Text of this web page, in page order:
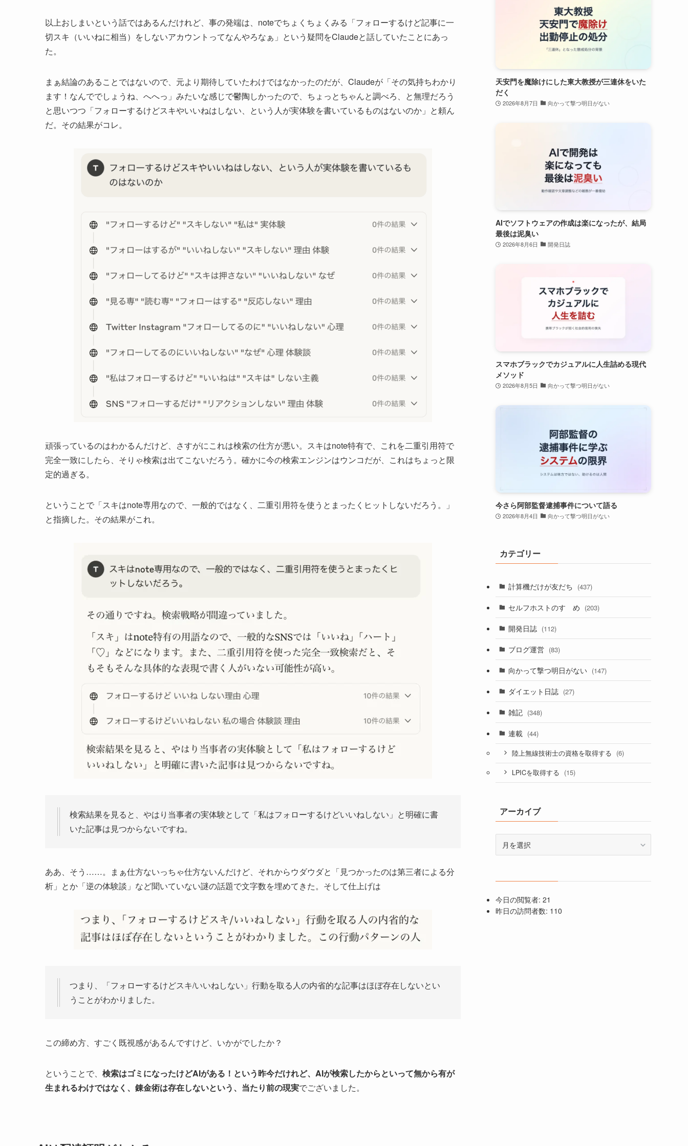
以上おしまいという話ではあるんだけれど、事の発端は、noteでちょくちょくみる「フォローするけど記事に一
切スキ（いいねに相当）をしないアカウントってなんやろなぁ」という疑問をClaudeと話していたことにあっ
た。
まぁ結論のあることではないので、元より期待していたわけではなかったのだが、Claudeが「その気持ちわかり
ます！なんででしょうね、へへっ」みたいな感じで鬱陶しかったので、ちょっとちゃんと調べろ、と無理だろう
と思いつつ「フォローするけどスキやいいねはしない、という人が実体験を書いているものはないのか」と頼ん
だ。その結果がコレ。
頑張っているのはわかるんだけど、さすがにこれは検索の仕方が悪い。スキはnote特有で、これを二重引用符で
完全一致にしたら、そりゃ検索は出てこないだろう。確かに今の検索エンジンはウンコだが、これはちょっと限
定的過ぎる。
ということで「スキはnote専用なので、一般的ではなく、二重引用符を使うとまったくヒットしないだろう。」
と指摘した。その結果がこれ。
検索結果を見ると、やはり当事者の実体験として「私はフォローするけどいいねしない」と明確に書
いた記事は見つからないですね。
ああ、そう……。まぁ仕方ないっちゃ仕方ないんだけど、それからウダウダと「見つかったのは第三者による分
析」とか「逆の体験談」など聞いていない謎の話題で文字数を埋めてきた。そして仕上げは
つまり、「フォローするけどスキ/いいねしない」行動を取る人の内省的な記事はほぼ存在しないとい
うことがわかりました。
この締め方、すごく既視感があるんですけど、いかがでしたか？
ということで、 検索はゴミになったけどAIがある！という昨今だけれど、AIが検索したからといって無から有が
生まれるわけではなく、錬金術は存在しないという、当たり前の現実でございました。
天安門を魔除けにした東大教授が三連休をいた
だく
2026年8月7日 向かって撃つ明日がない
AIでソフトウェアの作成は楽になったが、結局
最後は泥臭い
2026年8月6日 開発日誌
スマホブラックでカジュアルに人生詰める現代
メソッド
2026年8月5日 向かって撃つ明日がない
今さら阿部監督逮捕事件について語る
2026年8月4日 向かって撃つ明日がない
カテゴリー
計算機だけが友だち (437)
セルフホストのすゝめ (203)
開発日誌 (112)
ブログ運営 (83)
向かって撃つ明日がない (147)
ダイエット日誌 (27)
雑記 (348)
連載 (44)
陸上無線技術士の資格を取得する (6)
LPICを取得する (15)
アーカイブ
ブ
今日の閲覧者: 21
昨日の訪問者数: 110